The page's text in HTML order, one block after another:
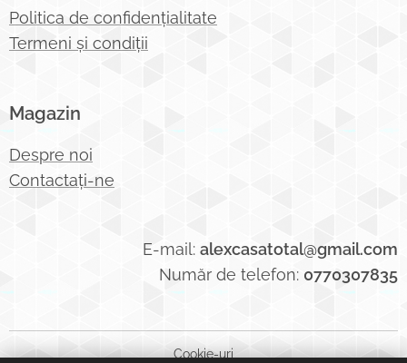
Politica de confidențialitate
Termeni și condiții
Magazin
Despre noi
Contactați-ne
E-mail: alexcasatotal@gmail.com
Număr de telefon: 0770307835
Cookie-uri